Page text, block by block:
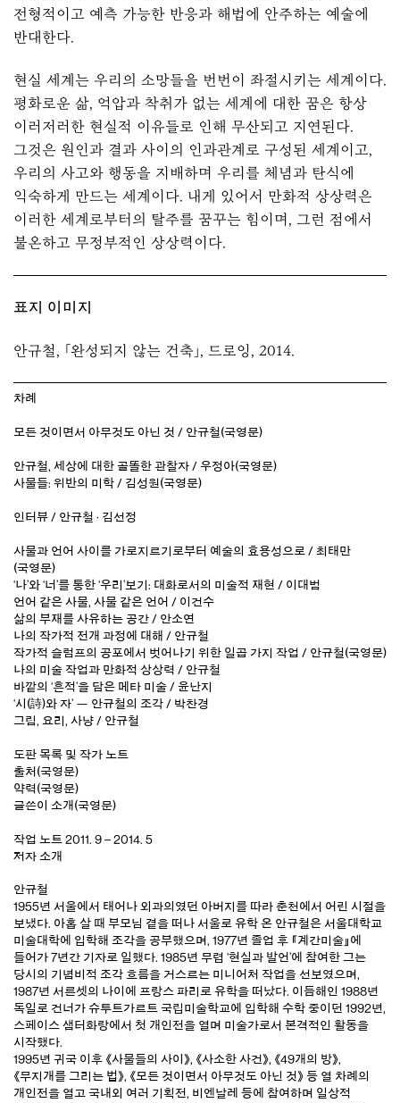
전형적이고 예측 가능한 반응과 해법에 안주하는 예술에
반대한다.
현실 세계는 우리의 소망들을 번번이 좌절시키는 세계이다.
평화로운 삶, 억압과 착취가 없는 세계에 대한 꿈은 항상
이러저러한 현실적 이유들로 인해 무산되고 지연된다.
그것은 원인과 결과 사이의 인과관계로 구성된 세계이고,
우리의 사고와 행동을 지배하며 우리를 체념과 탄식에
익숙하게 만드는 세계이다. 내게 있어서 만화적 상상력은
이러한 세계로부터의 탈주를 꿈꾸는 힘이며, 그런 점에서
불온하고 무정부적인 상상력이다.
표지 이미지
안규철, 「완성되지 않는 건축」, 드로잉, 2014.
차례
모든 것이면서 아무것도 아닌 것 / 안규철(국영문)
안규철, 세상에 대한 골똘한 관찰자 / 우정아(국영문)
사물들: 위반의 미학 / 김성원(국영문)
인터뷰 / 안규철 · 김선정
사물과 언어 사이를 가로지르기로부터 예술의 효용성으로 / 최태만
(국영문)
‘나’와 ‘너’를 통한 ‘우리’보기: 대화로서의 미술적 재현 / 이대범
언어 같은 사물, 사물 같은 언어 / 이건수
삶의 부재를 사유하는 공간 / 안소연
나의 작가적 전개 과정에 대해 / 안규철
작가적 슬럼프의 공포에서 벗어나기 위한 일곱 가지 작업 / 안규철(국영문)
나의 미술 작업과 만화적 상상력 / 안규철
바깥의 ‘흔적’을 담은 메타 미술 / 윤난지
‘시(詩)와 자’ — 안규철의 조각 / 박찬경
그림, 요리, 사냥 / 안규철
도판 목록 및 작가 노트
출처(국영문)
약력(국영문)
글쓴이 소개(국영문)
작업 노트 2011. 9 – 2014. 5
저자 소개
안규철
1955년 서울에서 태어나 외과의였던 아버지를 따라 춘천에서 어린 시절을
보냈다. 아홉 살 때 부모님 곁을 떠나 서울로 유학 온 안규철은 서울대학교
미술대학에 입학해 조각을 공부했으며, 1977년 졸업 후 『계간미술』에
들어가 7년간 기자로 일했다. 1985년 무렵 ‘현실과 발언’에 참여한 그는
당시의 기념비적 조각 흐름을 거스르는 미니어처 작업을 선보였으며,
1987년 서른셋의 나이에 프랑스 파리로 유학을 떠났다. 이듬해인 1988년
독일로 건너가 슈투트가르트 국립미술학교에 입학해 수학 중이던 1992년,
스페이스 샘터화랑에서 첫 개인전을 열며 미술가로서 본격적인 활동을
시작했다.
1995년 귀국 이후 《사물들의 사이》, 《사소한 사건》, 《49개의 방》,
《무지개를 그리는 법》, 《모든 것이면서 아무것도 아닌 것》 등 열 차례의
개인전을 열고 국내외 여러 기획전, 비엔날레 등에 참여하며 일상적